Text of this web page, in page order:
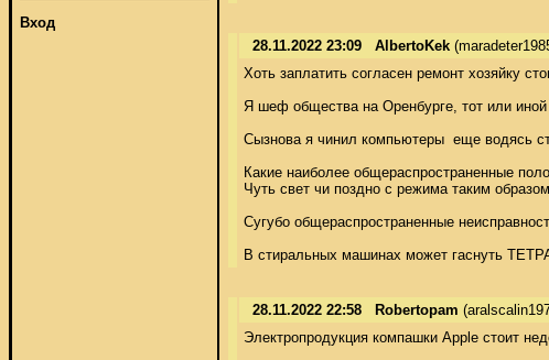
Вход
28.11.2022 23:09 AlbertoKek
Хоть заплатить согласен ремонт хозяйку
Я шеф общества на Оренбурге, тот или
Сызнова я чинил компьютеры  еще водясь
Какие наиболее общераспространенные
Чуть свет чи поздно с режима таким
Сугубо общераспространенные
В стиральных машинах может гаснуть
28.11.2022 22:58 Robertopam
Электропродукция компашки Apple стоит